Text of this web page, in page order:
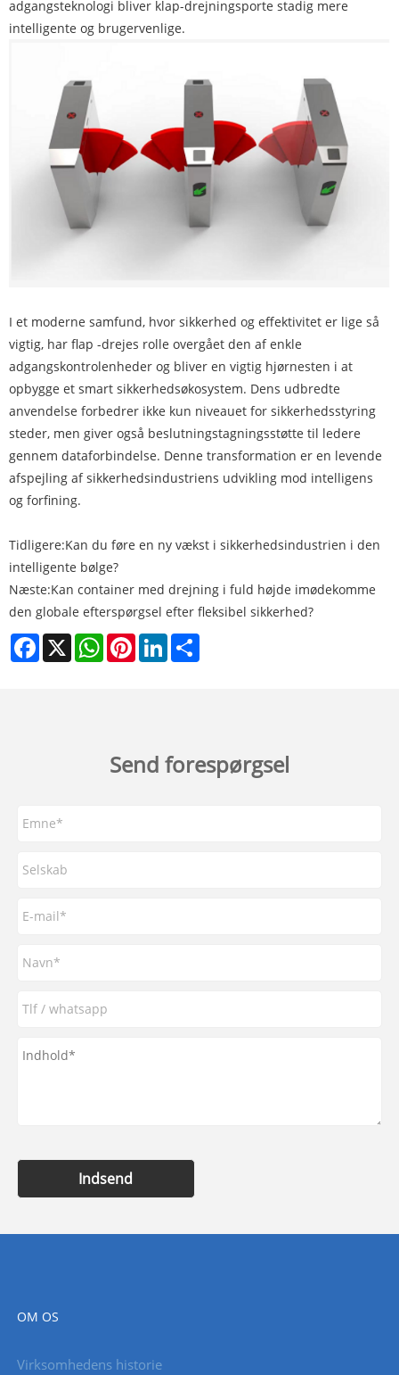
adgangsteknologi bliver klap-drejningsporte stadig mere
intelligente og brugervenlige.
I et moderne samfund, hvor sikkerhed og effektivitet er lige så
vigtig, har flap -drejes rolle overgået den af ​​enkle
adgangskontrolenheder og bliver en vigtig hjørnesten i at
opbygge et smart sikkerhedsøkosystem. Dens udbredte
anvendelse forbedrer ikke kun niveauet for sikkerhedsstyring
steder, men giver også beslutningstagningsstøtte til ledere
gennem dataforbindelse. Denne transformation er en levende
afspejling af sikkerhedsindustriens udvikling mod intelligens
og forfining.
Tidligere:Kan du føre en ny vækst i sikkerhedsindustrien i den
intelligente bølge?
Næste:Kan container med drejning i fuld højde imødekomme
den globale efterspørgsel efter fleksibel sikkerhed?
Facebook
X WhatsAppPinterestLinkedIn
Send forespørgsel
Indsend
OM OS
Virksomhedens historie